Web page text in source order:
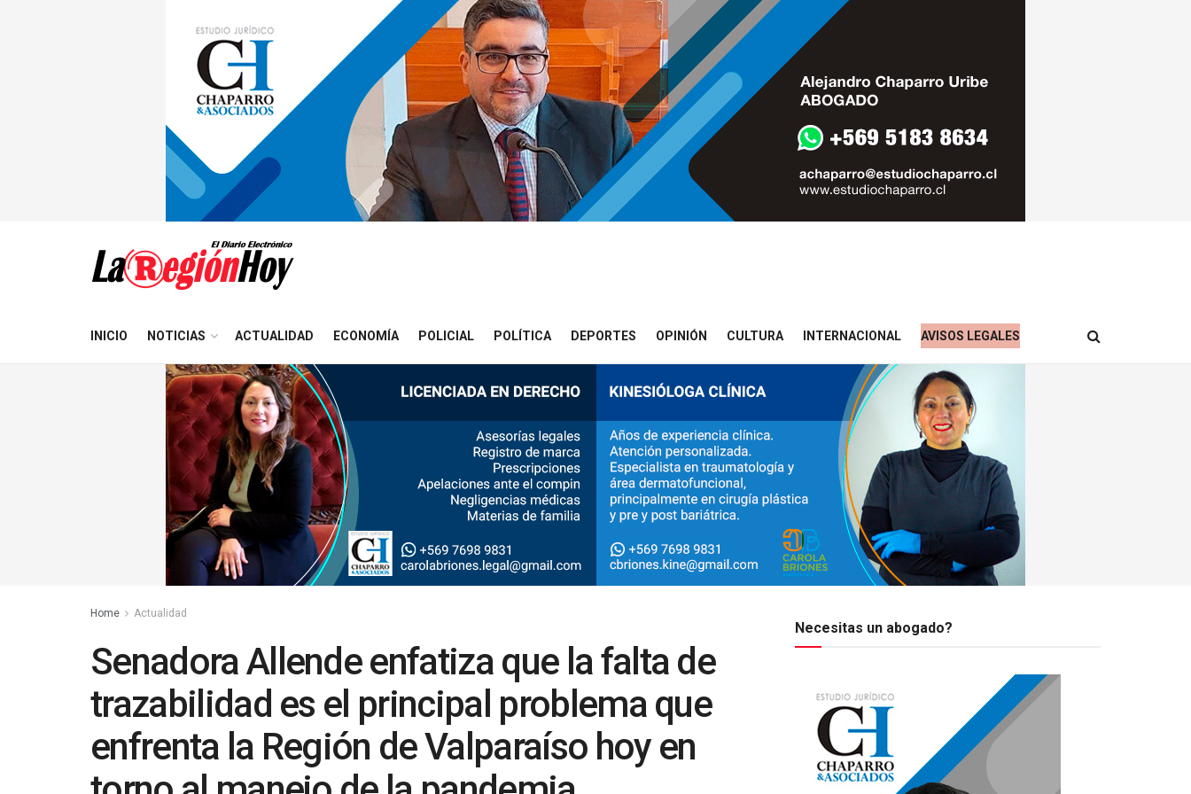
INICIO NOTICIAS ACTUALIDAD ECONOMÍA POLICIAL POLÍTICA DEPORTES OPINIÓN CULTURA INTERNACIONAL AVISOS LEGALES
Home Actualidad
Senadora Allende enfatiza que la falta de
trazabilidad es el principal problema que
enfrenta la Región de Valparaíso hoy en
Necesitas un abogado?